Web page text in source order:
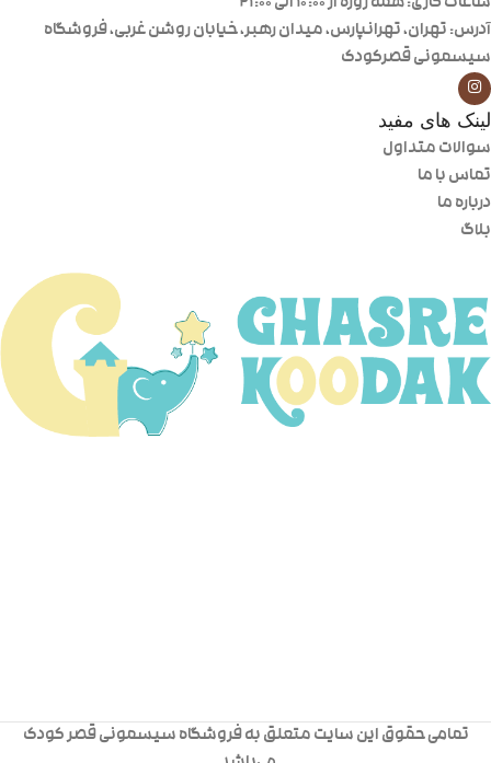
آدرس: تهران، تهرانپارس، میدان رهبر، خیابان روشن غربی، فروشگاه
سیسمونی قصرکودک
لینک های مفید
سوالات متداول
تماس با ما
درباره ما
بلاگ
تمامی حقوق این سایت متعلق به فروشگاه سیسمونی قصر کودک